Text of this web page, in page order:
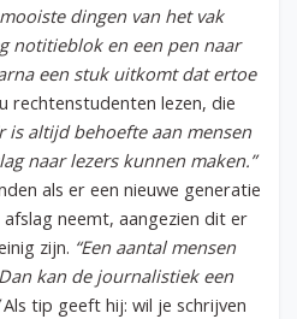
mooiste dingen van het vak
notitieblok en een pen naar
een stuk uitkomt dat ertoe
rechtenstudenten lezen, die
is altijd behoefte aan mensen
naar lezers kunnen maken.”
als er een nieuwe generatie
neemt, aangezien dit er
zijn. “Een aantal mensen
kan de journalistiek een
Als tip geeft hij: wil je schrijven